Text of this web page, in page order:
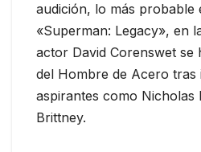
audición, lo más probable
«Superman: Legacy», en
actor David Corenswet se
del Hombre de Acero tras
aspirantes como Nicholas
Brittney.